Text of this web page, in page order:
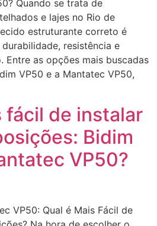
Quando se trata de
e lajes no Rio de
estruturante correto é
resistência e
Entre as opções mais buscadas
VP50 e a Mantatec VP50,
fácil de instalar
Bidim
VP50?
VP50: Qual é Mais Fácil de